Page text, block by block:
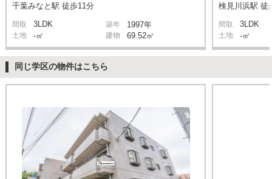
千葉みなと駅 徒歩11分
間取 3LDK 築年 1997年
土地 -㎡ 建物 69.52㎡
検見川浜駅 徒
間取 3LDK
土地 -㎡
同じ学区の物件はこちら